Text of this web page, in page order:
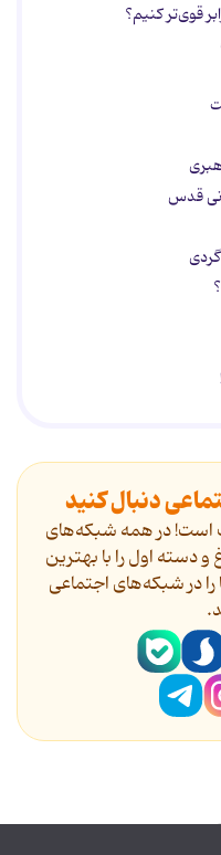
قدس
دنبال کنید
است! در همه شبکه‌های
دسته اول را با بهترین
را در شبکه‌های اجتماعی